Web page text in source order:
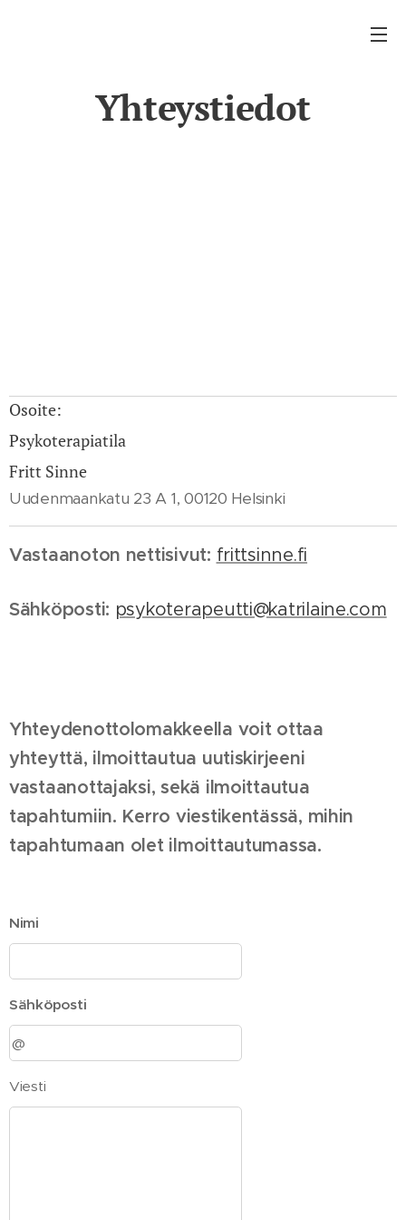
Yhteystiedot
Osoite:
Psykoterapiatila
Fritt Sinne
Uudenmaankatu 23 A 1, 00120 Helsinki
Vastaanoton nettisivut: frittsinne.fi
Sähköposti: psykoterapeutti@katrilaine.com
Yhteydenottolomakkeella voit ottaa
yhteyttä, ilmoittautua uutiskirjeeni
vastaanottajaksi, sekä ilmoittautua
tapahtumiin. Kerro viestikentässä, mihin
tapahtumaan olet ilmoittautumassa.
Nimi
Sähköposti
Viesti